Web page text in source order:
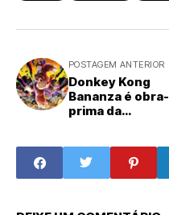
POSTAGEM ANTERIOR
Donkey Kong
Bananza é obra-
prima da